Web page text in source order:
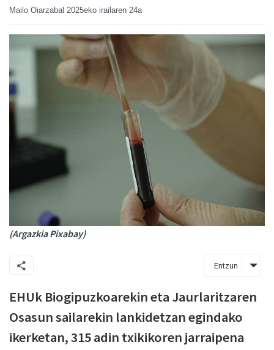
Mailo Oiarzabal 2025eko irailaren 24a
(Argazkia Pixabay)
Entzun
EHUk Biogipuzkoarekin eta Jaurlaritzaren
Osasun sailarekin lankidetzan egindako
ikerketan, 315 adin txikikoren jarraipena